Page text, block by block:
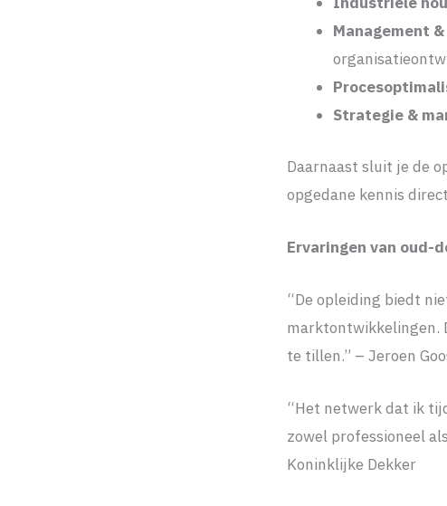
Management
Strategie &
Daarnaast sluit je de
opgedane kennis
Ervaringen van oud-
“De opleiding biedt
marktontwikkelingen.
te tillen.” – Jeroen
“Het netwerk dat ik
zowel professioneel
Koninklijke Dekker